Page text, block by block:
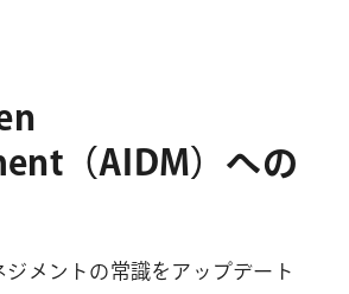
（AIDM）への
ジメントの常識をアップデート